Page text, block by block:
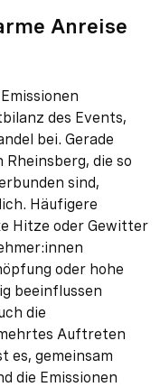
Anreise
des Events,
bei. Gerade
die so
sind,
Häufigere
Hitze oder Gewitter
oder hohe
beeinflussen
die
Auftreten
es, gemeinsam
die Emissionen